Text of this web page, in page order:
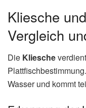
Kliesche
Vergleich
Die Kliesche
Wasser und kommt